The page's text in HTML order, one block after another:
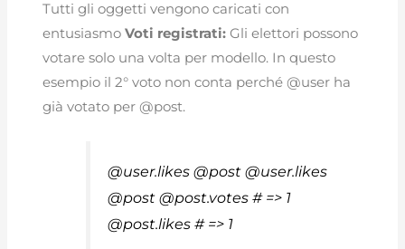
Tutti gli oggetti vengono caricati con
entusiasmoVoti registrati: Gli elettori possono
votare solo una volta per modello. In questo
esempio il 2° voto non conta perché @user ha
già votato per @post.
@user.likes @post @user.likes
@post @post.votes # => 1
@post.likes # => 1